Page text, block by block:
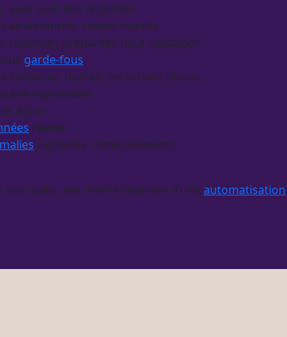
avec suivi des réponses
abandonnés, clients inactifs
réponses préparées pour validation
garde-fous
conservé, humain en second niveau
exploitable
à jour
réelles
signalées immédiatement
outils, elle mérite l’examen d’une automatisation